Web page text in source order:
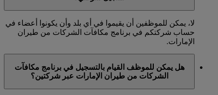
لا، يمكن للموظفين أن يقيموا في أي بلد وأن يكونوا أعضاء في
حساب شركتكم في برنامج مكافآت الشركات من طيران
الإمارات.
هل يمكن للموظف القيام بالتسجيل في برنامج مكافآت
الشركات من طيران الإمارات عبر شركتين؟